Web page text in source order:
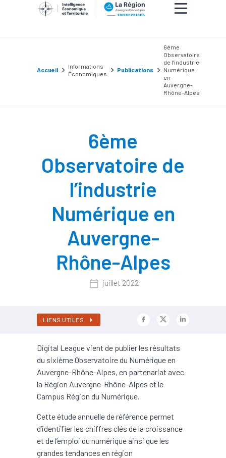
Accueil
Informations
Économiques
Publications
6ème
Observatoire
de l’industrie
Numérique
en
Auvergne-
Rhône-Alpes
6ème
Observatoire de
l’industrie
Numérique en
Auvergne-
Rhône-Alpes
juillet 2022
LIENS UTILES
Digital League vient de publier les résultats
du sixième Observatoire du Numérique en
Auvergne-Rhône-Alpes, en partenariat avec
la Région Auvergne-Rhône-Alpes et le
Campus Région du Numérique.
Cette étude annuelle de référence permet
d’identifier les chiffres clés de la croissance
et de l’emploi du numérique ainsi que les
grandes tendances en région